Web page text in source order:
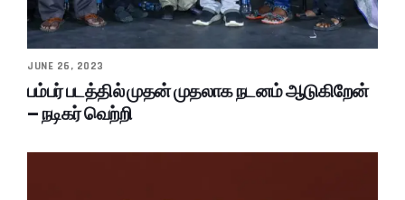
JUNE 26, 2023
பம்பர் படத்தில் முதன் முதலாக நடனம் ஆடுகிறேன்
– நடிகர் வெற்றி